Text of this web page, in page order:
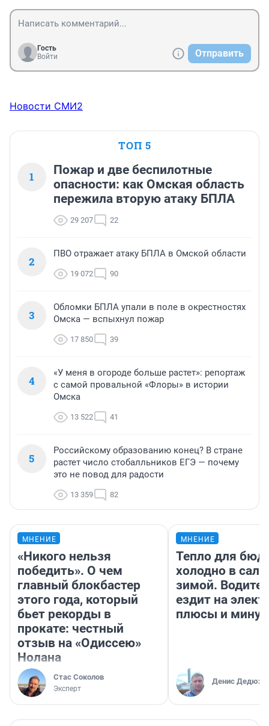
Читать все комментарии
Гость
Новости СМИ2
ТОП 5
Пожар и две беспилотные
пережила вторую атаку БПЛА
29 207 22
2
ПВО отражает атаку БПЛА в Омской области
Омска — вспыхнул пожар
17 850
Омска
13 522 41
Российскому образованию конец? В стране
это не повод для радости
13 359 82
МНЕНИЕ
«Никого нельзя
победить». О чем
главный блокбастер
этого года, который
бьет рекорды в
прокате: честный
отзыв на «Одиссею»
МНЕНИЕ
Тепло для
плюсы и